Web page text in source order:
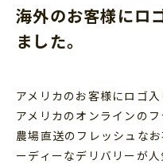
海外のお客様にロ
ました。
アメリカのお客様にロゴ
アメリカのオンラインの
農場直送のフレッシュな
ーディーなデリバリーが人